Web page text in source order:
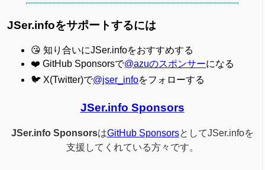
JSer.infoをサポートするには
😘 知り合いにJSer.infoをおすすめする
❤️ GitHub Sponsorsで@azuのスポンサーになる
🐦 X(Twitter)で@jser_infoをフォローする
JSer.info Sponsors
JSer.info SponsorsはGitHub SponsorsとしてJSer.infoを
支援してくれている方々です。